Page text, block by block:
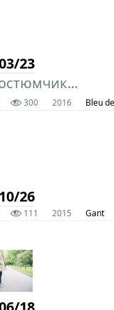
23
300 2016 Bleu
26
111 2015 Gant